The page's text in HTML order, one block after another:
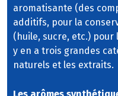
aromatisante (des
additifs, pour la
(huile, sucre, etc.)
y en a trois grandes
naturels et les extraits.